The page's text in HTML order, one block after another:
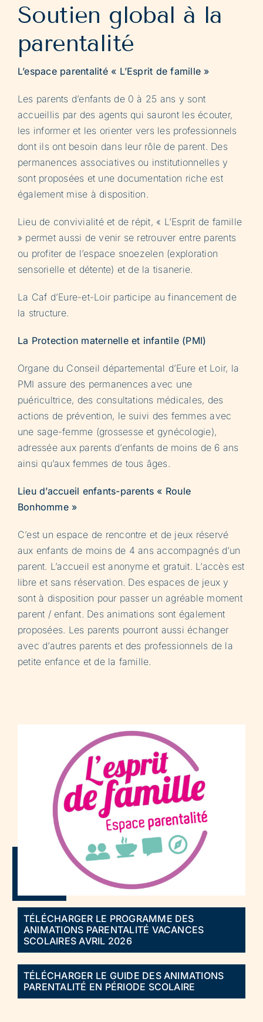
Soutien global à la
parentalité
L’espace parentalité « L’Esprit de famille »
Les parents d’enfants de 0 à 25 ans y sont
accueillis par des agents qui sauront les écouter,
les informer et les orienter vers les professionnels
dont ils ont besoin dans leur rôle de parent. Des
permanences associatives ou institutionnelles y
sont proposées et une documentation riche est
également mise à disposition.
Lieu de convivialité et de répit, « L’Esprit de famille
» permet aussi de venir se retrouver entre parents
ou profiter de l’espace snoezelen (exploration
sensorielle et détente) et de la tisanerie.
La Caf d’Eure-et-Loir participe au financement de
la structure.
La Protection maternelle et infantile (PMI)
Organe du Conseil départemental d’Eure et Loir, la
PMI assure des permanences avec une
puéricultrice, des consultations médicales, des
actions de prévention, le suivi des femmes avec
une sage-femme (grossesse et gynécologie),
adressée aux parents d’enfants de moins de 6 ans
ainsi qu’aux femmes de tous âges.
Lieu d’accueil enfants-parents « Roule
Bonhomme »
C’est un espace de rencontre et de jeux réservé
aux enfants de moins de 4 ans accompagnés d’un
parent. L’accueil est anonyme et gratuit. L’accès est
libre et sans réservation. Des espaces de jeux y
sont à disposition pour passer un agréable moment
parent / enfant. Des animations sont également
proposées. Les parents pourront aussi échanger
avec d’autres parents et des professionnels de la
petite enfance et de la famille.
TÉLÉCHARGER LE PROGRAMME DES
ANIMATIONS PARENTALITÉ VACANCES
SCOLAIRES AVRIL 2026
TÉLÉCHARGER LE GUIDE DES ANIMATIONS
PARENTALITÉ EN PÉRIODE SCOLAIRE